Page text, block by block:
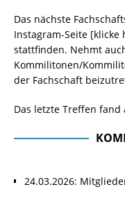
Das nächste
Instagram-Seite [klicke
stattfinden. Nehmt
Kommilitonen/
der Fachschaft
Das letzte Treffen fand
24.03.2026: